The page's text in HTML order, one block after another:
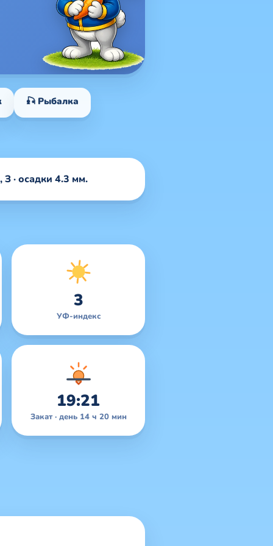
🎣 Рыбалка
· осадки 4.3 мм.
3
УФ-индекс
19:21
Закат · день 14 ч 20 мин